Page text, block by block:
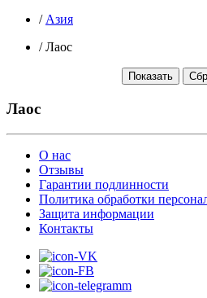
/Азия
/Лаос
Лаос
О нас
Отзывы
Гарантии подлинности
Политика обработки
Защита информации
Контакты